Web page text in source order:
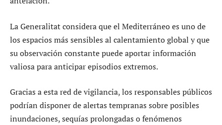
La Generalitat considera que el Mediterráneo es uno de
los espacios más sensibles al calentamiento global y que
su observación constante puede aportar información
valiosa para anticipar episodios extremos.
Gracias a esta red de vigilancia, los responsables públicos
podrían disponer de alertas tempranas sobre posibles
inundaciones, sequías prolongadas o fenómenos